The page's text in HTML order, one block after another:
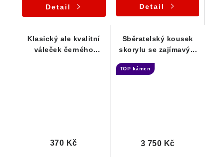
Detail Detail
Klasický ale kvalitní
váleček černého
370 Kč
Sběratelský kousek
skorylu se zajímavým
špalek 84 g
TOP kámen
3 750 Kč